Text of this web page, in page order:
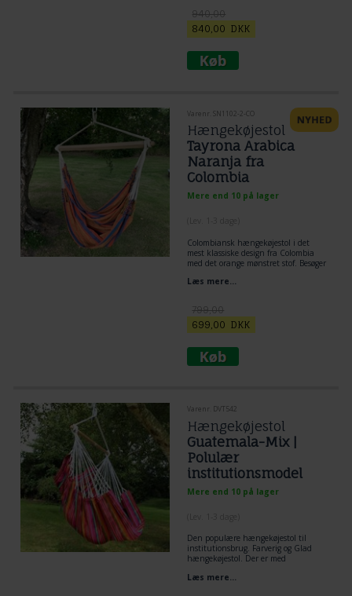
Skønne øjeblikke i denne
hængekøjestol.
940,00
840,00 DKK
Varenr. SN1102-2-CO
Hængekøjestol
Tayrona Arabica
Naranja fra
Colombia
Mere end 10 på lager
Colombiansk hængekøjestol i det
mest klassiske design fra Colombia
med det orange mønstret stof. Besøger
ikke undgå at komme i kontakt med
Demensioner. Bomuld. Træstok 110
cm. Se den elegante overgang med
flettet snore mellem stof og
Max belastning: 200 kg.
Læs mere...
799,00
699,00 DKK
Varenr. DVT542
Hængekøjestol
Guatemala-Mix |
Polulær
institutionsmodel
Mere end 10 på lager
Den populære hængekøjestol til
institutionsbrug. Farverig og Glad
hængekøjestol. Der er med
børnerige familie hvor den både skal
Læs mere...